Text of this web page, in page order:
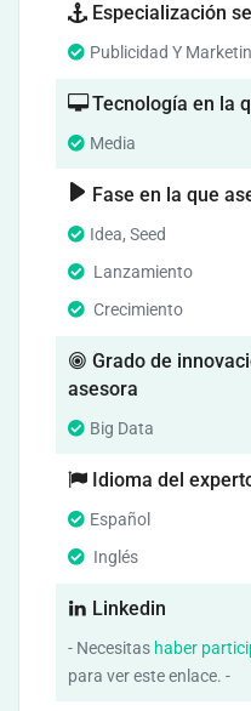
Especialización
Publicidad Y
Tecnología en la
Media
Fase en la que
Idea, Seed
Lanzamiento
Crecimiento
Grado de
asesora
Big Data
Idioma del
Español
Inglés
Linkedin
- Necesitas haber
para ver este enlace. -